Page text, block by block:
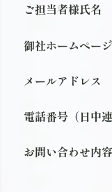
ご担当者様氏名
御社ホームペー
メールアドレス
電話番号（日中
お問い合わせ内容